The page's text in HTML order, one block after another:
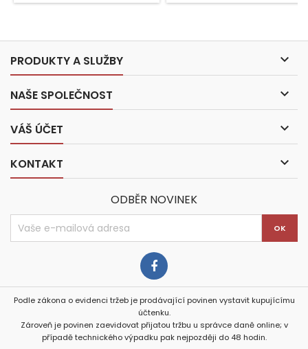
PRODUKTY A SLUŽBY 
NAŠE SPOLEČNOST 
VÁŠ ÚČET 
KONTAKT 
ODBĚR NOVINEK
Podle zákona o evidenci tržeb je prodávající povinen vystavit kupujícímu
účtenku.
Zároveň je povinen zaevidovat přijatou tržbu u správce daně online; v
případě technického výpadku pak nejpozději do 48 hodin.